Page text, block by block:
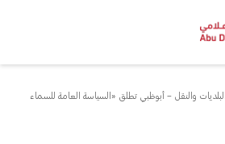
والنقل – أبوظبي تطلق «السياسة العامة للسماء